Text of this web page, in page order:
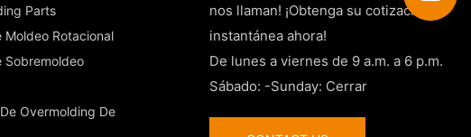
Parts
Moldeo Rotacional
Sobremoldeo
Overmolding De
nos llaman! ¡Obtenga su cotización
instantánea ahora!
De lunes a viernes de 9 a.m. a 6 p.m.
Sábado: -Sunday: Cerrar